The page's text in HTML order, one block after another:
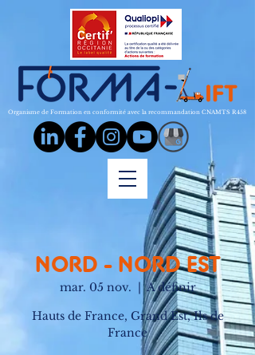
Organisme de Formation en conformité avec la recommandation CNAMTS R458
NORD - NORD EST
mar. 05 nov.
  |
A définir
Hauts de France, Grand Est, Ils de
France